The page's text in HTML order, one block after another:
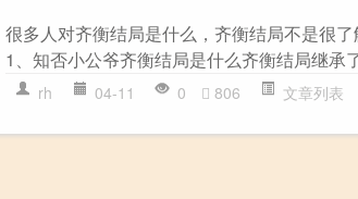
很多人对齐衡结局是什么，齐衡结局不是很
1、知否小公爷齐衡结局是什么齐衡结局继承
rh 04-11 0 806 文章列表